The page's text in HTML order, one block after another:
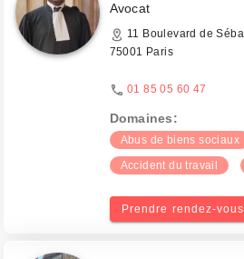
Avocat
11 Boulevard de
75001 Paris
01 85 05 60 47
Domaines:
Abus de biens sociaux
Accident du travail
Prendre rendez-vous